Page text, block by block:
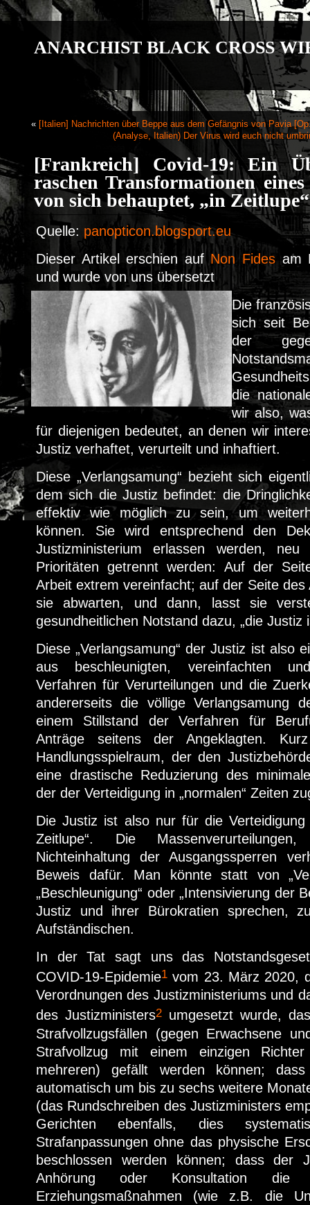
ANARCHIST BLACK CROSS
« [Italien] Nachrichten über Beppe aus dem Gefängnis von Pavia
(Analyse, Italien) Der Virus wird euch nicht
[Frankreich] Covid-19: Ein
raschen Transformationen eines
von sich behauptet, „in
Quelle: panopticon.blogsport.eu
Dieser Artikel erschien auf Non Fides am
und wurde von uns übersetzt
Die
sich seit
der
die
wir also,
für diejenigen bedeutet, an denen wir
Justiz verhaftet, verurteilt und inhaftiert.
Diese „Verlangsamung“ bezieht sich
dem sich die Justiz befindet: die
effektiv wie möglich zu sein, um
können. Sie wird entsprechend den
Justizministerium erlassen werden,
Prioritäten getrennt werden: Auf der
Arbeit extrem vereinfacht; auf der Seite
sie abwarten, und dann, lasst sie
gesundheitlichen Notstand dazu, „die Justiz
Diese „Verlangsamung“ der Justiz ist also
aus beschleunigten, vereinfachten
Verfahren für Verurteilungen und die
andererseits die völlige Verlangsamung
einem Stillstand der Verfahren für
Anträge seitens der Angeklagten.
Handlungsspielraum, der den
eine drastische Reduzierung des
der der Verteidigung in „normalen“ Zeiten
Die Justiz ist also nur für die Verteidigung
Zeitlupe“. Die
Nichteinhaltung der Ausgangssperren
Beweis dafür. Man könnte statt von
„Beschleunigung“ oder „Intensivierung der
Justiz und ihrer Bürokratien sprechen,
Aufständischen.
In der Tat sagt uns das
COVID-19-Epidemie1 vom 23. März 2020,
Verordnungen des Justizministeriums und
des Justizministers2 umgesetzt wurde,
Strafvollzugsfällen (gegen Erwachsene
Strafvollzug mit einem einzigen
mehreren) gefällt werden können;
automatisch um bis zu sechs weitere
(das Rundschreiben des Justizministers
Gerichten ebenfalls, dies
Strafanpassungen ohne das physische
beschlossen werden können; dass der
Anhörung oder Konsultation die
Erziehungsmaßnahmen (wie z.B. die